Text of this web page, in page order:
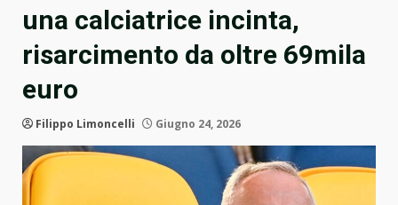
una calciatrice incinta,
risarcimento da oltre 69mila
euro
Filippo Limoncelli Giugno 24, 2026